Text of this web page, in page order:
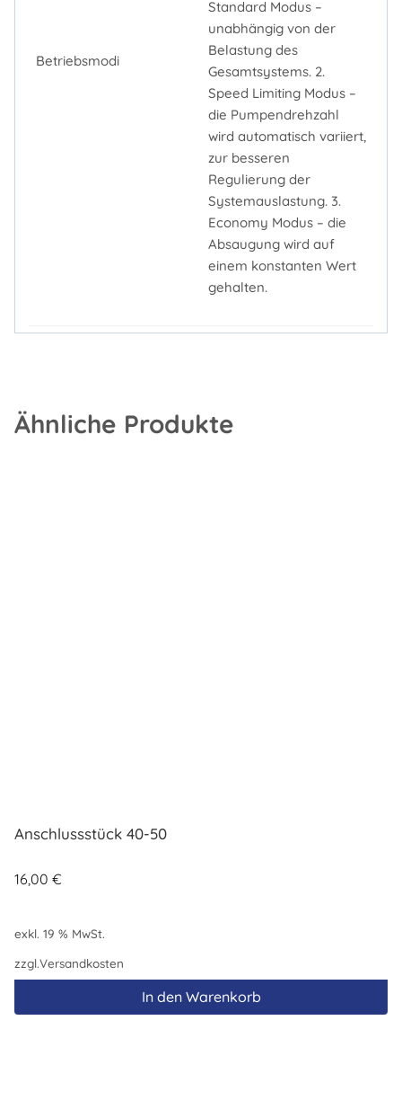
Betriebsmodi
Standard Modus –
unabhängig von der
Belastung des
Gesamtsystems. 2.
Speed Limiting Modus –
die Pumpendrehzahl
wird automatisch variiert,
zur besseren
Regulierung der
Systemauslastung. 3.
Economy Modus – die
Absaugung wird auf
einem konstanten Wert
gehalten.
Ähnliche Produkte
Anschlussstück 40-50
16,00 €
exkl. 19 % MwSt.
zzgl.Versandkosten
In den Warenkorb